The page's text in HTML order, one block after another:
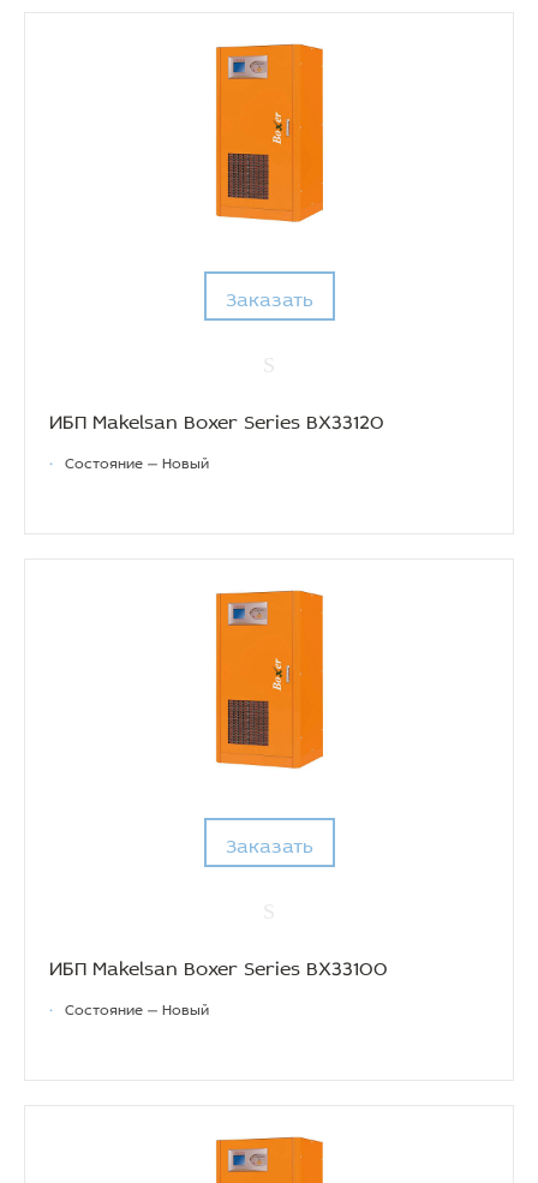
Заказать
ИБП Makelsan Boxer Series BX33120
• Состояние — Новый
Заказать
ИБП Makelsan Boxer Series BX33100
• Состояние — Новый